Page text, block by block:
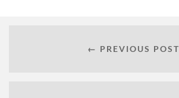
← PREVIOUS POST